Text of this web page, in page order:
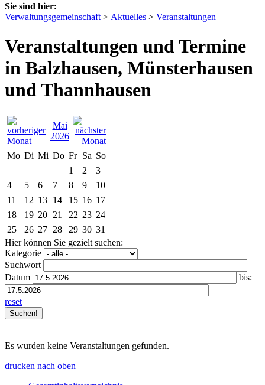
Sie sind hier:
Verwaltungsgemeinschaft > Aktuelles > Veranstaltungen
Veranstaltungen und Termine
in Balzhausen, Münsterhausen
und Thannhausen
Mai
2026
Mo Di Mi Do Fr Sa So
1
2
3
4
5 6 7 8 9
10
11
12 13 14 15 16 17
18
19 20 21 22 23 24
25
26 27 28 29 30 31
Hier können Sie gezielt suchen:
Kategorie
Suchwort
Datum
bis:
reset
Es wurden keine Veranstaltungen gefunden.
drucken nach oben